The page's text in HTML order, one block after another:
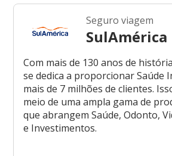
Seguro viagem
SulAmérica
Com mais de 130 anos de
se dedica a proporcionar Saúde
mais de 7 milhões de clientes.
meio de uma ampla gama de
que abrangem Saúde, Odonto,
e Investimentos.